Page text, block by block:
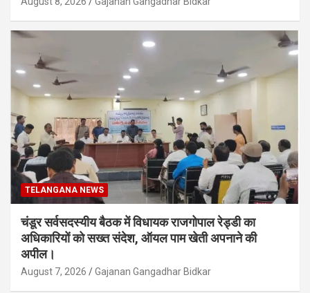
TELANGANA NEWS
चंडूर सर्वसदस्यीय बैठक में विधायक राजगोपाल रेड्डी का
अधिकारियों को सख्त संदेश, ऑयल पाम खेती अपनाने की
अपील।
August 7, 2026 Gajanan Gangadhar Bidkar